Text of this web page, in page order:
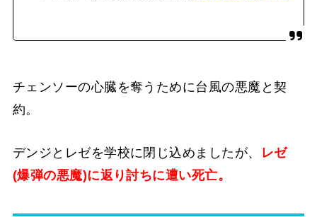
チェンソーの心臓を奪うために台風の悪魔と契
約。
デンジとレゼを学校に閉じ込めましたが、
レゼ
(爆弾の悪魔)に返り討ちに遭い死亡。